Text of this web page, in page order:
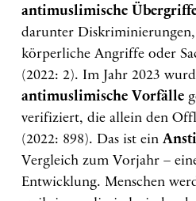
antimuslimische
darunter
körperliche Angriffe oder
(2022: 2). Im Jahr 2023
antimuslimische Vorfälle
verifiziert, die allein den
(2022: 898). Das ist ein
Vergleich zum Vorjahr –
Entwicklung. Menschen